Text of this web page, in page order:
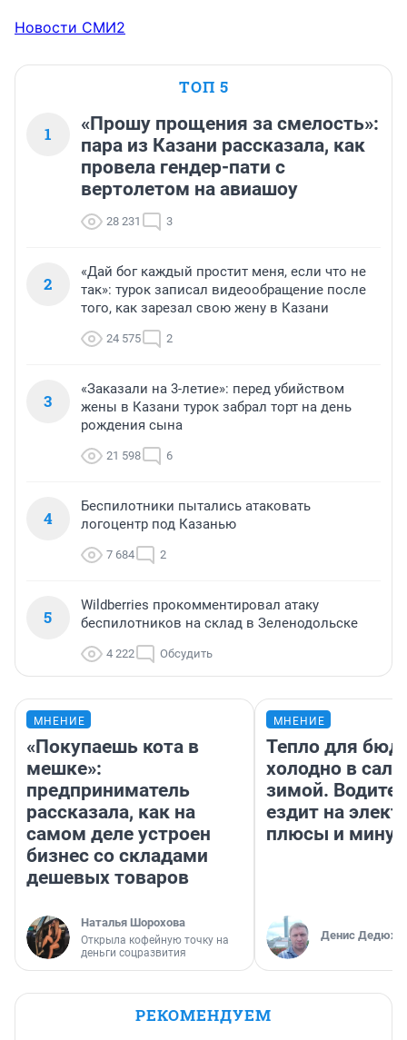
Новости СМИ2
ТОП 5
1
«Прошу прощения за смелость»:
пара из Казани рассказала, как
провела гендер-пати с
вертолетом на авиашоу
28 231 3
2
«Дай бог каждый простит меня, если что не
так»: турок записал видеообращение после
того, как зарезал свою жену в Казани
24 575 2
3
«Заказали на 3-летие»: перед убийством
жены в Казани турок забрал торт на день
рождения сына
21 598 6
4
Беспилотники пытались атаковать
логоцентр под Казанью
7 684 2
5
Wildberries прокомментировал атаку
беспилотников на склад в Зеленодольске
4 222 Обсудить
МНЕНИЕ
«Покупаешь кота в
мешке»:
предприниматель
рассказала, как на
самом деле устроен
бизнес со складами
дешевых товаров
Наталья Шорохова
Открыла кофейную точку на
деньги соцразвития
МНЕНИЕ
Тепло для
холодно в
зимой.
ездит на
плюсы и
Денис
РЕКОМЕНДУЕМ